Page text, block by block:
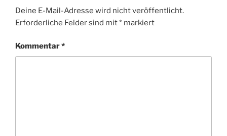
Deine E-Mail-Adresse wird nicht veröffentlicht.
Erforderliche Felder sind mit* markiert
Kommentar*